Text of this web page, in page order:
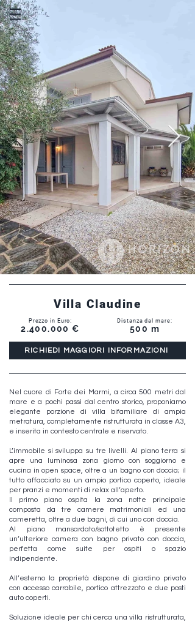
Villa Claudine
Prezzo in Euro:
2.400.000 €
Distanza dal mare:
500 m
RICHIEDI MAGGIORI INFORMAZIONI
Nel cuore di Forte dei Marmi, a circa 500 metri dal
mare e a pochi passi dal centro storico, proponiamo
elegante porzione di villa bifamiliare di ampia
metratura, completamente ristrutturata in classe A3,
e inserita in contesto centrale e riservato.
L’immobile si sviluppa su tre livelli. Al piano terra si
apre una luminosa zona giorno con soggiorno e
cucina in open space, oltre a un bagno con doccia; il
tutto affacciato su un ampio portico coperto, ideale
per pranzi e momenti di relax all’aperto.
Il primo piano ospita la zona notte principale
composta da tre camere matrimoniali ed una
cameretta, oltre a due bagni, di cui uno con doccia.
Al piano mansardato/sottotetto è presente
un’ulteriore camera con bagno privato con doccia,
perfetta come suite per ospiti o spazio
indipendente.
All’esterno la proprietà dispone di giardino privato
con accesso carrabile, portico attrezzato e due posti
auto coperti.
Soluzione ideale per chi cerca una villa ristrutturata,